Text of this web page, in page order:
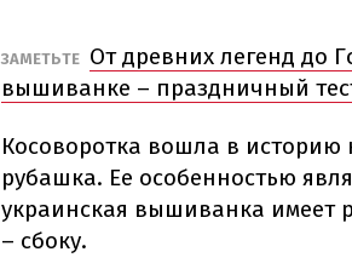
ЗАМЕТЬТЕ От древних легенд до
вышиванке – праздничный
Косоворотка вошла в
рубашка. Ее особенностью
украинская вышиванка имеет
– сбоку.